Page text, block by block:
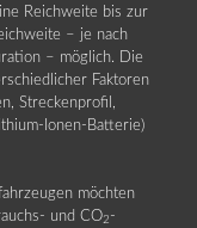
Reichweite bis zur
– je nach
– möglich. Die
Faktoren
Streckenprofil,
Ionen-Batterie)
möchten
und CO2 -